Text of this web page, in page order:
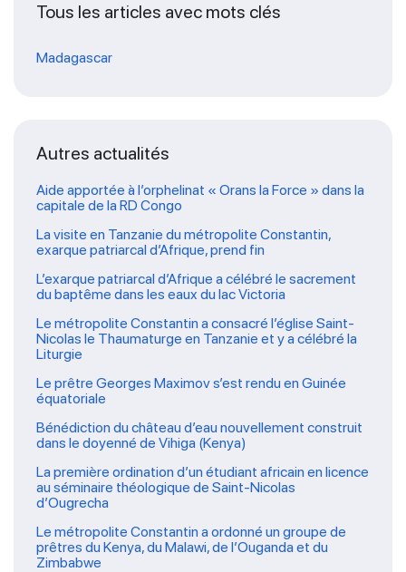
Tous les articles avec mots clés
Madagascar
Autres actualités
Aide apportée à l’orphelinat « Orans la Force » dans la
capitale de la RD Congo
La visite en Tanzanie du métropolite Constantin,
exarque patriarcal d’Afrique, prend fin
L’exarque patriarcal d’Afrique a célébré le sacrement
du baptême dans les eaux du lac Victoria
Le métropolite Constantin a consacré l’église Saint-
Nicolas le Thaumaturge en Tanzanie et y a célébré la
Liturgie
Le prêtre Georges Maximov s’est rendu en Guinée
équatoriale
Bénédiction du château d’eau nouvellement construit
dans le doyenné de Vihiga (Kenya)
La première ordination d’un étudiant africain en licence
au séminaire théologique de Saint-Nicolas
d’Ougrecha
Le métropolite Constantin a ordonné un groupe de
prêtres du Kenya, du Malawi, de l’Ouganda et du
Zimbabwe